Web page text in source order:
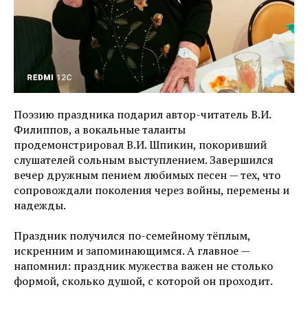
Поэзию праздника подарил автор-читатель В.И.
Филиппов, а вокальные таланты
продемонстрировал В.И. Шпикин, покоривший
слушателей сольным выступлением. Завершился
вечер дружным пением любимых песен — тех, что
сопровождали поколения через войны, перемены и
надежды.
Праздник получился по-семейному тёплым,
искренним и запоминающимся. А главное —
напомнил: праздник мужества важен не столько
формой, сколько душой, с которой он проходит.